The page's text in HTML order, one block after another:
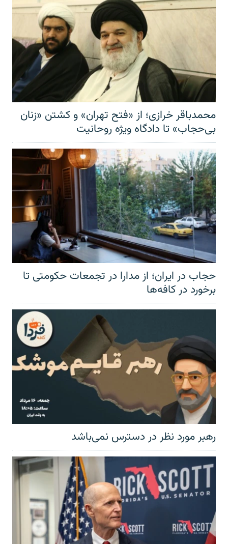
محمدباقر خرازی؛ از «فتح تهران» و کشتن «زنان
بی‌حجاب» تا دادگاه ویژه روحانیت
حجاب در ایران؛ از مدارا در تجمعات حکومتی تا
برخورد در کافه‌ها
رهبر مورد نظر در دسترس نمی‌باشد